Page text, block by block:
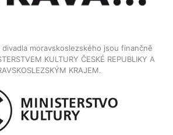
moravskoslezského jsou finančně
KULTURY ČESKÉ REPUBLIKY A
KRAJEM.